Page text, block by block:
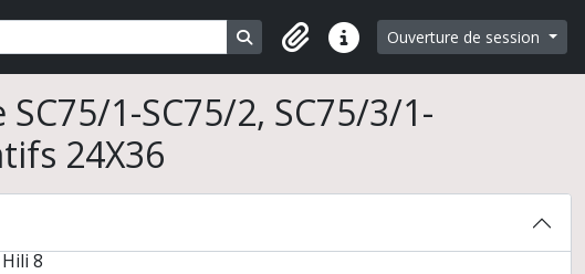
Search in browse page
Liens rapidesOuverture de session
1-SC75/2, SC75/3/1-
24X36
Ain (Abou Dhabi, Emirats arabes unis) et travaux postérieurs
8